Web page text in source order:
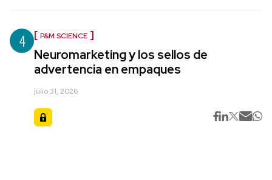
4 P&M SCIENCE
Neuromarketing y los sellos de
advertencia en empaques
julio 31, 2026